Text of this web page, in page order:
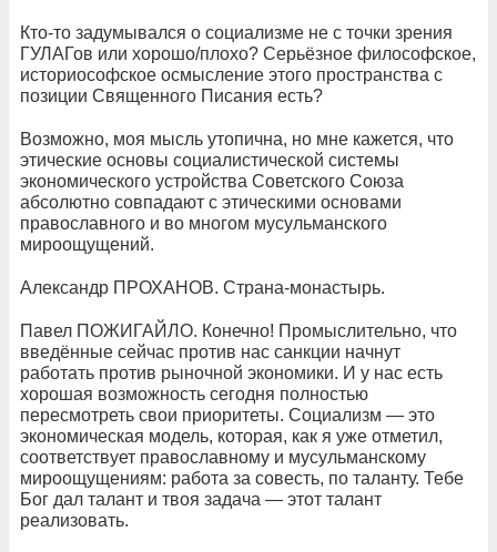
Кто-то задумывался о социализме не с точки зрения
ГУЛАГов или хорошо/плохо? Серьёзное философское,
историософское осмысление этого пространства с
позиции Священного Писания есть?
Возможно, моя мысль утопична, но мне кажется, что
этические основы социалистической системы
экономического устройства Советского Союза
абсолютно совпадают с этическими основами
православного и во многом мусульманского
мироощущений.
Александр ПРОХАНОВ. Страна-монастырь.
Павел ПОЖИГАЙЛО. Конечно! Промыслительно, что
введённые сейчас против нас санкции начнут
работать против рыночной экономики. И у нас есть
хорошая возможность сегодня полностью
пересмотреть свои приоритеты. Социализм — это
экономическая модель, которая, как я уже отметил,
соответствует православному и мусульманскому
мироощущениям: работа за совесть, по таланту. Тебе
Бог дал талант и твоя задача — этот талант
реализовать.